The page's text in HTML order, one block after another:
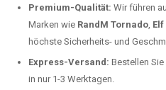
Premium-Qualität: Wir führen
Marken wie RandM Tornado, Elf
höchste Sicherheits- und
Express-Versand: Bestellen
in nur 1-3 Werktagen.